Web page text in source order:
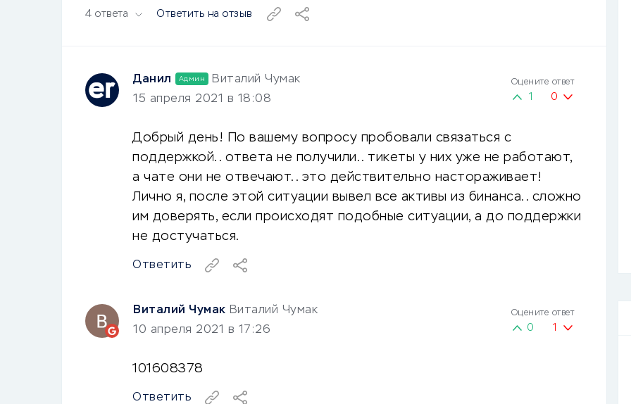
4 ответа Ответить на отзыв
Виталий Чумак Виталий Чумак
10 апреля 2021 в 17:26
Оцените ответ
0 1
101608378
Ответить
Данил Админ
Виталий Чумак
15 апреля 2021 в 18:08
Оцените ответ
1 0
Добрый день! По вашему вопросу пробовали связаться с
поддержкой.. ответа не получили.. тикеты у них уже не работают,
а чате они не отвечают.. это действительно настораживает!
Лично я, после этой ситуации вывел все активы из бинанса.. сложно
им доверять, если происходят подобные ситуации, а до поддержки
не достучаться.
Ответить